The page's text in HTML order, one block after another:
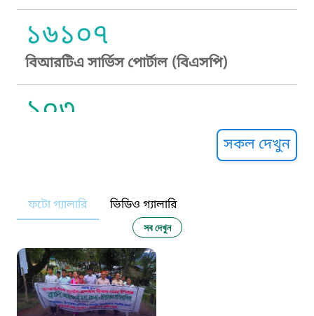
১৬১০৭
বিআরটিএ সার্ভিস পোর্টাল (বিএসপি)
১০৩
নারী ও শিশু নির্যাতন প্রতিরোধ
১০৬
দুদক
সকল দেখুন
ফটো গ্যালারি ভিডিও গ্যালারি
সব দেখুন